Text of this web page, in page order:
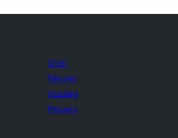
Over
Nieuws
Hosting
Privacy